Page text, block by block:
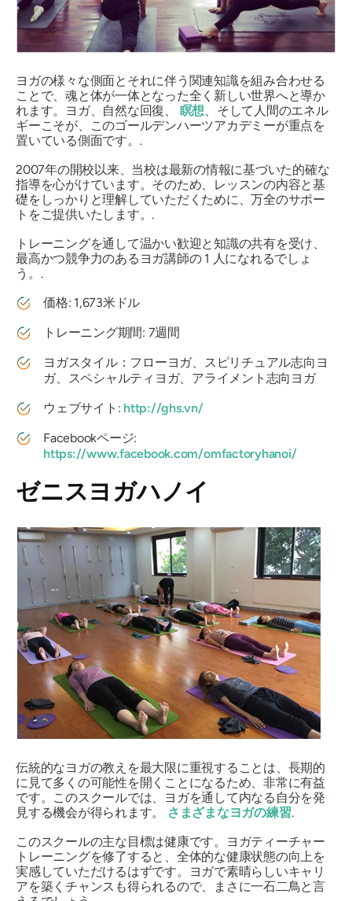
ヨガの様々な側面とそれに伴う関連知識を組み合わせる
ことで、魂と体が一体となった全く新しい世界へと導か
れます。ヨガ、自然な回復、 瞑想 、そして人間のエネル
ギーこそが、このゴールデンハーツアカデミーが重点を
置いている側面です。.
2007年の開校以来、当校は最新の情報に基づいた的確な
指導を心がけています。そのため、レッスンの内容と基
礎をしっかりと理解していただくために、万全のサポー
トをご提供いたします。.
トレーニングを通して温かい歓迎と知識の共有を受け、
最高かつ競争力のあるヨガ講師の 1 人になれるでしょ
う。.
価格: 1,673米ドル
トレーニング期間: 7週間
ヨガスタイル：フローヨガ、スピリチュアル志向ヨ
ガ、スペシャルティヨガ、アライメント志向ヨガ
ウェブサイト: http://ghs.vn/
Facebookページ:
https://www.facebook.com/omfactoryhanoi/
ゼニスヨガハノイ
伝統的なヨガの教えを最大限に重視することは、長期的
に見て多くの可能性を開くことになるため、非常に有益
です。このスクールでは、ヨガを通して内なる自分を発
見する機会が得られます。
さまざまなヨガの練習.
このスクールの主な目標は健康です。ヨガティーチャー
トレーニングを修了すると、全体的な健康状態の向上を
実感していただけるはずです。ヨガで素晴らしいキャリ
アを築くチャンスも得られるので、まさに一石二鳥と言